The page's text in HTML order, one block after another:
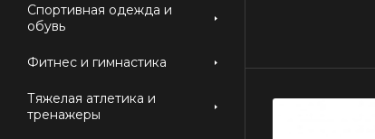
Спортивная одежда и
обувь
Фитнес и гимнастика
Тяжелая атлетика и
тренажеры